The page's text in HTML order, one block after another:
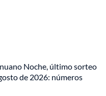
Noche, último sorteo
de 2026: números